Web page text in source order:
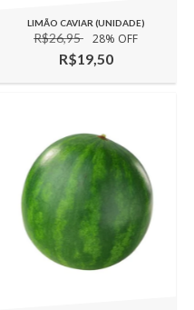
LIMÃO CAVIAR (UNIDADE)
R$26,95 28% OFF
R$19,50